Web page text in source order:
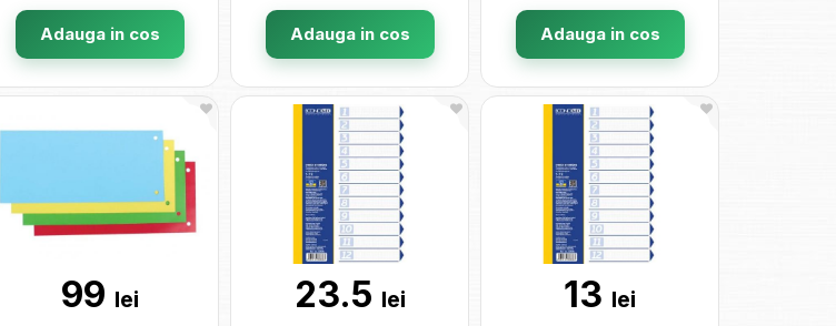
Adauga in cos Adauga in cos Adauga in cos
99 lei 23.5 lei 13 lei